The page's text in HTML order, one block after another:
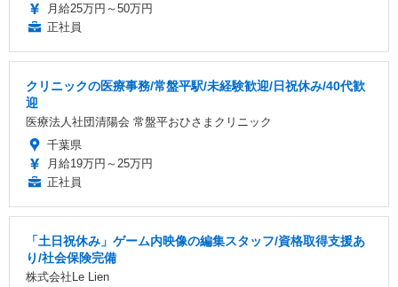
月給25万円～50万円
正社員
クリニックの医療事務/常盤平駅/未経験歓迎/日祝休み/40代歓
迎
医療法人社団清陽会 常盤平おひさまクリニック
千葉県
月給19万円～25万円
正社員
「土日祝休み」ゲーム内映像の編集スタッフ/資格取得支援あ
り/社会保険完備
株式会社Le Lien